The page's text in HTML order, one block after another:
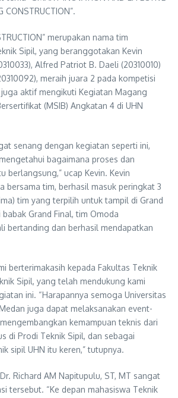
CONSTRUCTION”.
merupakan nama tim
Sipil, yang beranggotakan Kevin
Alfred Patriot B. Daeli (20310010)
meraih juara 2 pada kompetisi
aktif mengikuti Kegiatan Magang
(MSIB) Angkatan 4 di UHN
senang dengan kegiatan seperti ini,
bagaimana proses dan
berlangsung,” ucap Kevin. Kevin
bersama tim, berhasil masuk peringkat 3
tim yang terpilih untuk tampil di Grand
Grand Final, tim Omoda
bertanding dan berhasil mendapatkan
berterimakasih kepada Fakultas Teknik
Sipil, yang telah mendukung kami
ini. “Harapannya semoga Universitas
juga dapat melaksanakan event-
kemampuan teknis dari
di Prodi Teknik Sipil, dan sebagai
sipil UHN itu keren,” tutupnya.
Richard AM Napitupulu, ST, MT sangat
tersebut. “Ke depan mahasiswa Teknik